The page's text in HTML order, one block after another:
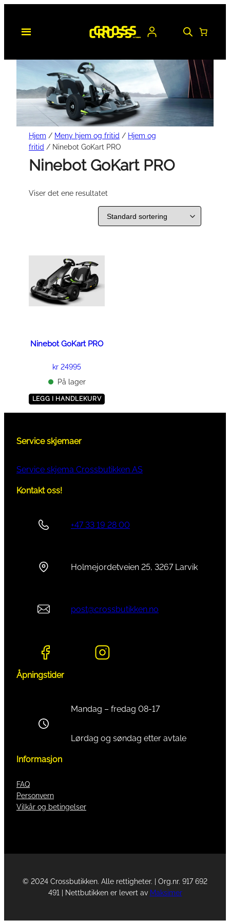
innhold
Hjem / Meny hjem og fritid / Hjem og
fritid / Ninebot GoKart PRO
Ninebot GoKart PRO
Viser det ene resultatet
Ninebot GoKart PRO
kr 24995
På lager
LEGG I HANDLEKURV
Service skjemaer
Service skjema Crossbutikken AS
Kontakt oss!
+47 33 19 28 00
Holmejordetveien 25, 3267 Larvik
post@crossbutikken.no
Åpningstider
Mandag – fredag 08-17
Lørdag og søndag etter avtale
Informasjon
FAQ
Personvern
Vilkår og betingelser
© 2024 Crossbutikken. Alle rettigheter. | Org.nr. 917 692
491 | Nettbutikken er levert av Maksimer